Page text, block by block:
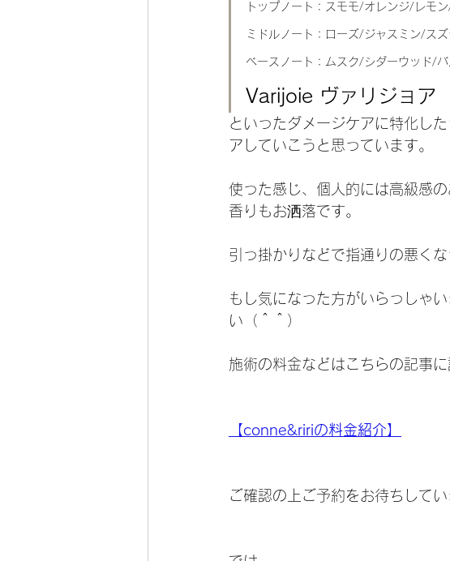
トップノート：スモモ/オレンジ/レモ
ミドルノート：ローズ/ジャスミン/スズ
ベースノート：ムスク/シダーウッド/バ
Varijoie ヴァリジョア
といったダメージケアに特化し
アしていこうと思っています。
使った感じ、個人的には高級感
香りもお洒落です。
引っ掛かりなどで指通りの悪く
もし気になった方がいらっしゃ
い（＾＾）
施術の料金などはこちらの記事に
【conne&ririの料金紹介】
ご確認の上ご予約をお待ちしてい